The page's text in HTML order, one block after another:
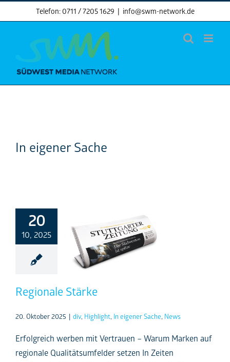
to
Telefon: 0711 / 7205 1629 | info@swm-network.de
In eigener Sache
20
10, 2025
In eigener
Sache
Regionale Stärke
20. Oktober 2025 | div, Highlight In eigener Sache News
Erfolgreich werben mit Vertrauen – Warum Marken auf
regionale Qualitätsumfelder setzen In Zeiten